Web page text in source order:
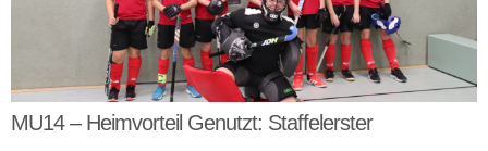
MU14 – Heimvorteil Genutzt: Staffelerster